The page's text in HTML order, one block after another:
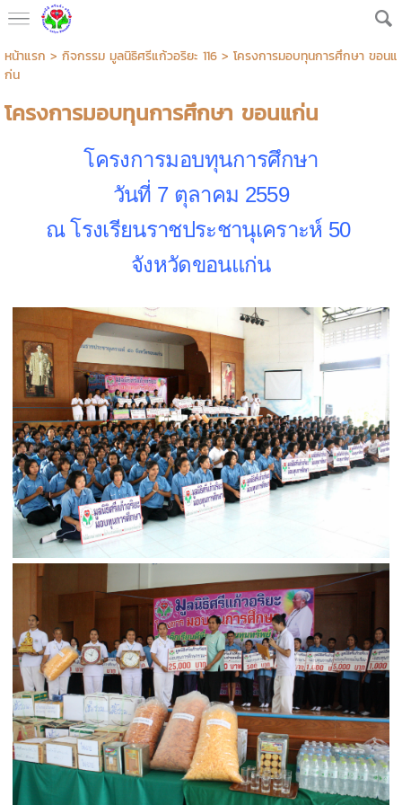
หน้าแรก > กิจกรรม มูลนิธิศรีแก้วอริยะ 116> โครงการมอบทุนการศึกษา ขอนแ
ก่น
โครงการมอบทุนการศึกษา ขอนแก่น
โครงการมอบทุนการศึกษา
วันที่ 7 ตุลาคม 2559
ณ โรงเรียนราชประชานุเคราะห์ 50
จังหวัดขอนแก่น